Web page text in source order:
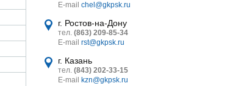
E-mail chel@gkpsk.ru
г. Ростов-на-Дону
тел. (863) 209-85-34
E-mail rst@gkpsk.ru
г. Казань
тел. (843) 202-33-15
E-mail
kzn@gkpsk.ru